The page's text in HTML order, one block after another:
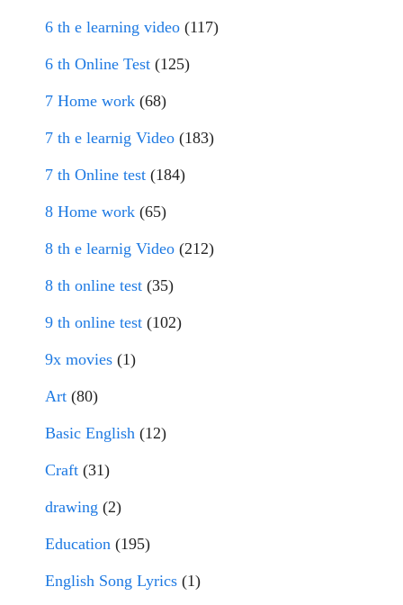
6 th e learning video (117)
6 th Online Test (125)
7 Home work (68)
7 th e learnig Video (183)
7 th Online test (184)
8 Home work (65)
8 th e learnig Video (212)
8 th online test (35)
9 th online test (102)
9x movies (1)
Art (80)
Basic English (12)
Craft (31)
drawing (2)
Education (195)
English Song Lyrics (1)